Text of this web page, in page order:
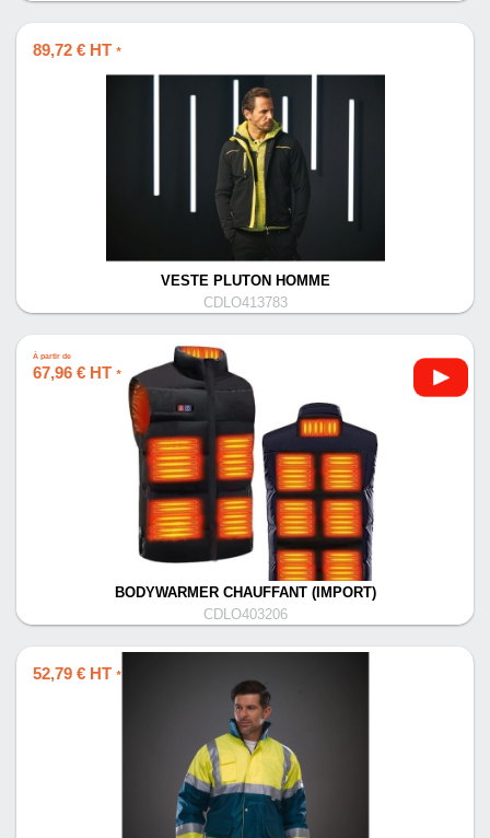
89,72 € HT *
VESTE PLUTON HOMME
CDLO413783
À partir de
67,96 € HT *
BODYWARMER CHAUFFANT (IMPORT)
CDLO403206
52,79 € HT *